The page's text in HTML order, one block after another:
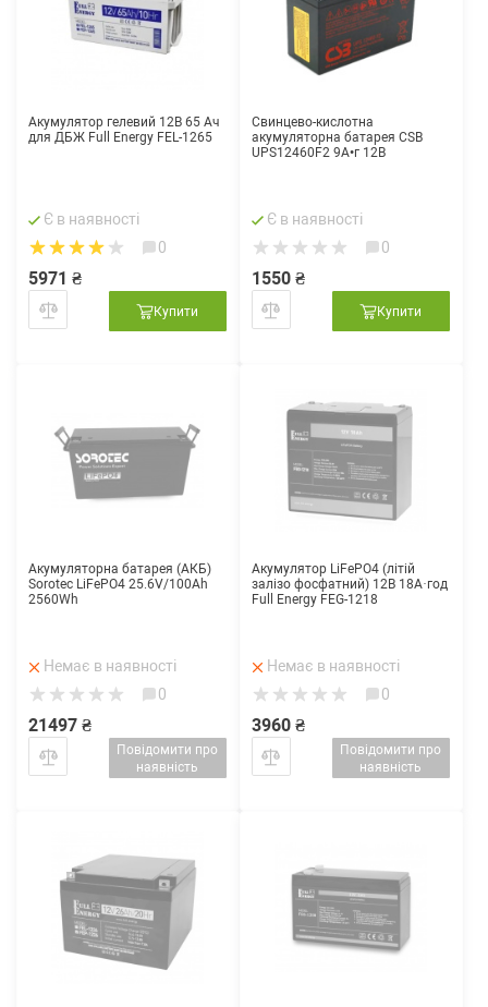
Акумулятор гелевий 12В 65 Ач
для ДБЖ Full Energy FEL-1265
Є в наявності
0
5971 ₴
Купити
Свинцево-кислотна
акумуляторна батарея CSB
UPS12460F2 9А•г 12В
Є в наявності
0
1550 ₴
Купити
Акумуляторна батарея (АКБ)
Sorotec LiFePO4 25.6V/100Ah
2560Wh
Немає в наявності
0
21497 ₴
Повідомити про
наявність
Акумулятор LiFePO4 (літій
залізо фосфатний) 12В 18А·год
Full Energy FEG-1218
Немає в наявності
0
3960 ₴
Повідомити про
наявність